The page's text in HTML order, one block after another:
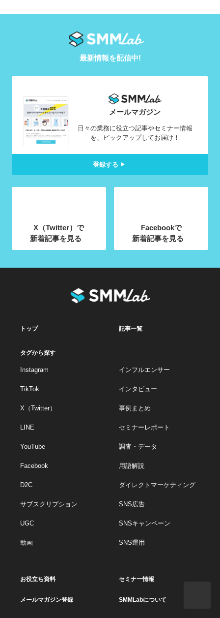
最新情報を配信中!
メールマガジン
日々の業務に役立つ記事やセミナー情報
を、ピックアップしてお届け！
登録する
X（Twitter）で
新着記事を見る
Facebookで
新着記事を見る
トップ 記事一覧
タグから探す
Instagram
TikTok
X（Twitter）
LINE
YouTube
Facebook
D2C
サブスクリプション
UGC
動画
インフルエンサー
インタビュー
事例まとめ
セミナーレポート
調査・データ
用語解説
ダイレクトマーケティング
SNS広告
SNSキャンペーン
SNS運用
お役立ち資料 セミナー情報
メールマガジン登録 SMMLabについて